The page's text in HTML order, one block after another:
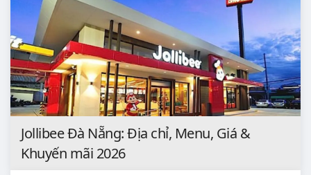
Jollibee Đà Nẵng: Địa chỉ, Menu, Giá &
Khuyến mãi 2026